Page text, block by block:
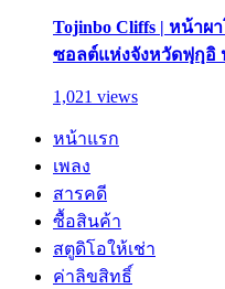
Tojinbo Cliffs | หน้า
ซอลต์แห่งจังหวัดฟุกุอิ
1,021 views
หน้าแรก
เพลง
สารคดี
ซื้อสินค้า
สตูดิโอให้เช่า
ค่าลิขสิทธิ์